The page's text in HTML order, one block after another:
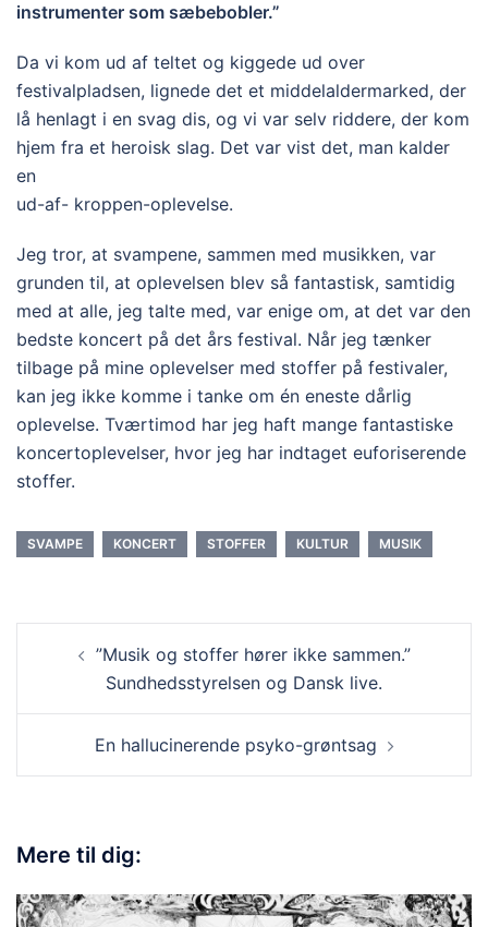
instrumenter som sæbebobler.”
Da vi kom ud af teltet og kiggede ud over
festivalpladsen, lignede det et middelaldermarked, der
lå henlagt i en svag dis, og vi var selv riddere, der kom
hjem fra et heroisk slag. Det var vist det, man kalder
en
ud-af- kroppen-oplevelse.
Jeg tror, at svampene, sammen med musikken, var
grunden til, at oplevelsen blev så fantastisk, samtidig
med at alle, jeg talte med, var enige om, at det var den
bedste koncert på det års festival. Når jeg tænker
tilbage på mine oplevelser med stoffer på festivaler,
kan jeg ikke komme i tanke om én eneste dårlig
oplevelse. Tværtimod har jeg haft mange fantastiske
koncertoplevelser, hvor jeg har indtaget euforiserende
stoffer.
SVAMPE KONCERT STOFFER KULTUR MUSIK
”Musik og stoffer hører ikke sammen.”
Sundhedsstyrelsen og Dansk live.
En hallucinerende psyko-grøntsag
Mere til dig: